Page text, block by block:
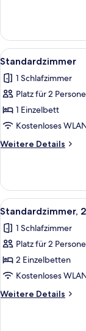
1
Doppelbett
Alle
Fotos
für
anzeigen
5
Standardzimmer
1 Schlafzimmer
Platz für 2
1 Einzelbett
Kostenloses
Weitere Details
Weitere
Alle
Fotos
für
2 Einzelbetten,
Raucher
anzeigen
9
Standardzimmer,
1 Schlafzimmer
Platz für 2
2 Einzelbetten
Kostenloses
Weitere Details
Weitere